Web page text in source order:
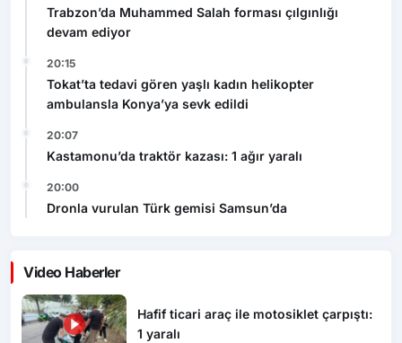
Trabzon’da Muhammed Salah forması çılgınlığı
devam ediyor
20:15
Tokat’ta tedavi gören yaşlı kadın helikopter
ambulansla Konya’ya sevk edildi
20:07
Kastamonu’da traktör kazası: 1 ağır yaralı
20:00
Dronla vurulan Türk gemisi Samsun’da
Video Haberler
Hafif ticari araç ile motosiklet çarpıştı:
1 yaralı